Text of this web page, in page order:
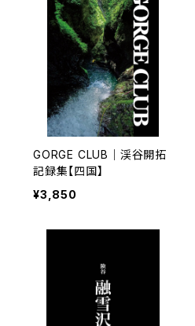
GORGE CLUB｜渓谷開拓
記録集【四国】
¥3,850